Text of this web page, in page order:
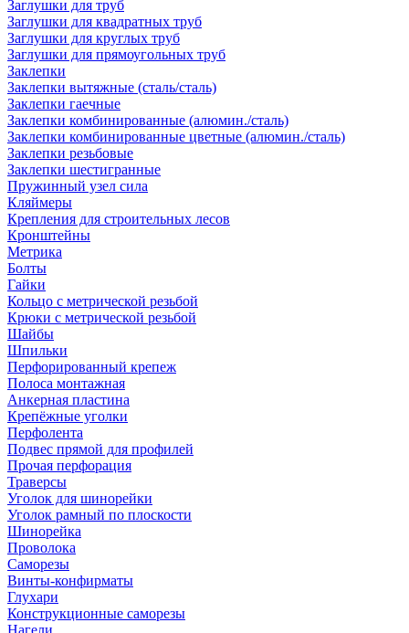
Заглушки для труб
Заглушки для квадратных труб
Заглушки для круглых труб
Заглушки для прямоугольных труб
Заклепки
Заклепки вытяжные (сталь/сталь)
Заклепки гаечные
Заклепки комбинированные (алюмин./сталь)
Заклепки комбинированные цветные (алюмин./сталь)
Заклепки резьбовые
Заклепки шестигранные
Пружинный узел сила
Кляймеры
Крепления для строительных лесов
Кронштейны
Метрика
Болты
Гайки
Кольцо с метрической резьбой
Крюки с метрической резьбой
Шайбы
Шпильки
Перфорированный крепеж
Полоса монтажная
Анкерная пластина
Крепёжные уголки
Перфолента
Подвес прямой для профилей
Прочая перфорация
Траверсы
Уголок для шинорейки
Уголок рамный по плоскости
Шинорейка
Проволока
Саморезы
Винты-конфирматы
Глухари
Конструкционные саморезы
Нагели